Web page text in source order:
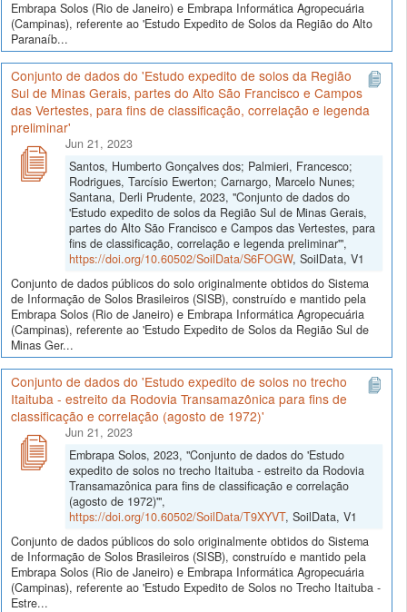
Embrapa Solos (Rio de Janeiro) e Embrapa Informática Agropecuária
(Campinas), referente ao 'Estudo Expedito de Solos da Região do Alto
Paranaíb...
Conjunto de dados do 'Estudo expedito de solos da Região
Sul de Minas Gerais, partes do Alto São Francisco e Campos
das Vertestes, para fins de classificação, correlação e legenda
preliminar'
Jun 21, 2023
Santos, Humberto Gonçalves dos; Palmieri, Francesco;
Rodrigues, Tarcísio Ewerton; Carnargo, Marcelo Nunes;
Santana, Derli Prudente, 2023, "Conjunto de dados do
'Estudo expedito de solos da Região Sul de Minas Gerais,
partes do Alto São Francisco e Campos das Vertestes, para
fins de classificação, correlação e legenda preliminar'",
https://doi.org/10.60502/SoilData/S6FOGW, SoilData, V1
Conjunto de dados públicos do solo originalmente obtidos do Sistema
de Informação de Solos Brasileiros (SISB), construído e mantido pela
Embrapa Solos (Rio de Janeiro) e Embrapa Informática Agropecuária
(Campinas), referente ao 'Estudo Expedito de Solos da Região Sul de
Minas Ger...
Conjunto de dados do 'Estudo expedito de solos no trecho
Itaituba - estreito da Rodovia Transamazônica para fins de
classificação e correlação (agosto de 1972)'
Jun 21, 2023
Embrapa Solos, 2023, "Conjunto de dados do 'Estudo
expedito de solos no trecho Itaituba - estreito da Rodovia
Transamazônica para fins de classificação e correlação
(agosto de 1972)'",
https://doi.org/10.60502/SoilData/T9XYVT, SoilData, V1
Conjunto de dados públicos do solo originalmente obtidos do Sistema
de Informação de Solos Brasileiros (SISB), construído e mantido pela
Embrapa Solos (Rio de Janeiro) e Embrapa Informática Agropecuária
(Campinas), referente ao 'Estudo Expedito de Solos no Trecho Itaituba -
Estre...